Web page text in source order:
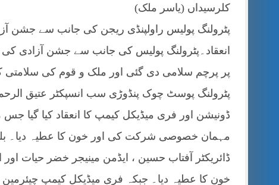
کلرسیداں (یاسر ملک)
پٹرولنگ پولیس راولپنڈی ریجن کی جانب سے جشن
انعقاد۔پٹرولنگ پولیس کی جانب سے جشن آزادی کی
پر پرچم سلامی دی گئی اور ملک و قوم کی سلامتی
پٹرولنگ پوسٹ چوک پنڈوڑی سب انسپکٹر عتیق
ڈونیشن اور فری میڈیکل کیمپ کا انعقاد کیا گیا
مہمان خصوصی شرکت کی اور خون کا عطیہ دیا۔
خون کا عطیہ دیا۔ جبکہ فری میڈیکل کیمپ چیئرمین